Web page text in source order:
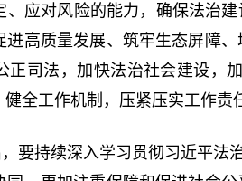
、应对风险的能力，确保法治
进高质量发展、筑牢生态屏障
正司法，加快法治社会建设，
全工作机制，压紧压实工作
要持续深入学习贯彻习近平